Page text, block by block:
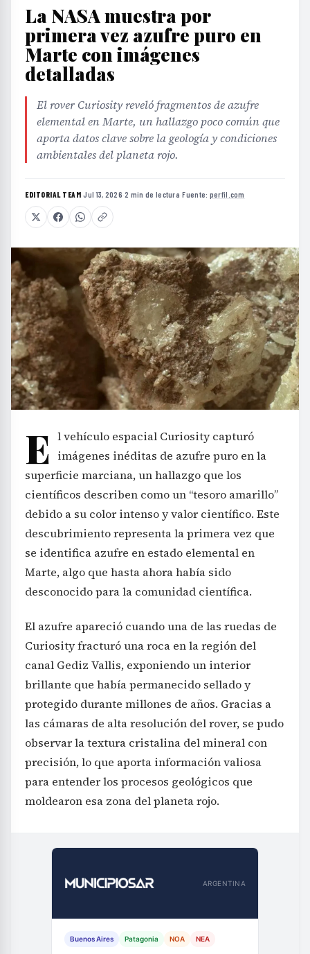
La NASA muestra por
primera vez azufre puro en
Marte con imágenes
detalladas
El rover Curiosity reveló fragmentos de azufre
elemental en Marte, un hallazgo poco común que
aporta datos clave sobre la geología y condiciones
ambientales del planeta rojo.
EDITORIAL TEAM·Jul 13, 2026·2 min de lectura·Fuente: perfil.com
E l vehículo espacial Curiosity capturó
imágenes inéditas de azufre puro en la
superficie marciana, un hallazgo que los
científicos describen como un “tesoro amarillo”
debido a su color intenso y valor científico. Este
descubrimiento representa la primera vez que
se identifica azufre en estado elemental en
Marte, algo que hasta ahora había sido
desconocido para la comunidad científica.
El azufre apareció cuando una de las ruedas de
Curiosity fracturó una roca en la región del
canal Gediz Vallis, exponiendo un interior
brillante que había permanecido sellado y
protegido durante millones de años. Gracias a
las cámaras de alta resolución del rover, se pudo
observar la textura cristalina del mineral con
precisión, lo que aporta información valiosa
para entender los procesos geológicos que
moldearon esa zona del planeta rojo.
ARGENTINA
Buenos Aires Patagonia NOA NEA